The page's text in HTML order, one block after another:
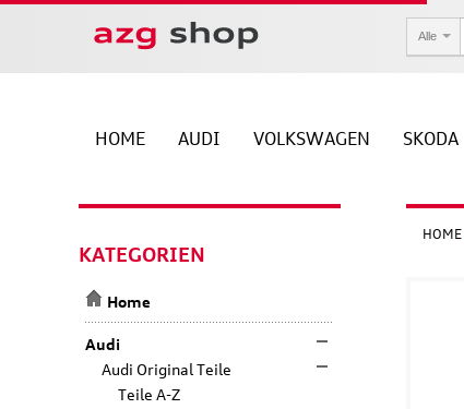
Alle
HOME AUDI VOLKSWAGEN SKODA
HOME
KATEGORIEN
Home
Audi
Audi Original Teile
Teile A-Z